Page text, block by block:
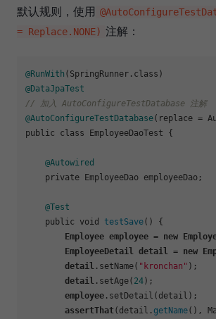
默认规则，使用
= Replace.NONE) 注解：
@RunWith
@DataJpaTest
// 加入 AutoConfigureTestDatabase 注解
@AutoConfigureTestDatabase(replace =
public class EmployeeDaoTest {
@Autowired
    private EmployeeDao employeeDao;
@Test
    public void
testSave() {
Employee employee = new
EmployeeDetail detail = new
detail .setName( "kronchan" );
detail .setAge( 24);
employee .setDetail (detail);
assertThat (detail.getName(),